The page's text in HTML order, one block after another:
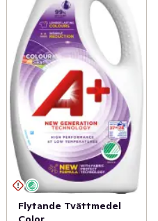
Flytande Tvättmedel